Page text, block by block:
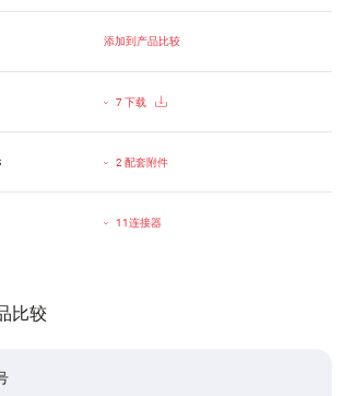
添加到产品比较
7 下载
2 配套附件
11连接器
比较